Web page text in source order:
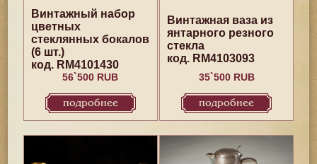
Винтажный набор
цветных
стеклянных бокалов
(6 шт.)
код. RM4101430
56`500 RUB
подробнее
Винтажная ваза из
янтарного резного
стекла
код. RM4103093
35`500 RUB
подробнее